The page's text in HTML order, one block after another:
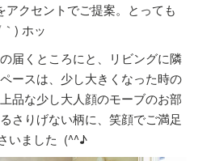
アクセントでご提案。とっても
) ホッ
届くところにと、リビングに隣
ースは、少し大きくなった時の
品な少し大人顔のモーブのお部
さりげない柄に、笑顔でご満足
いました (^^♪